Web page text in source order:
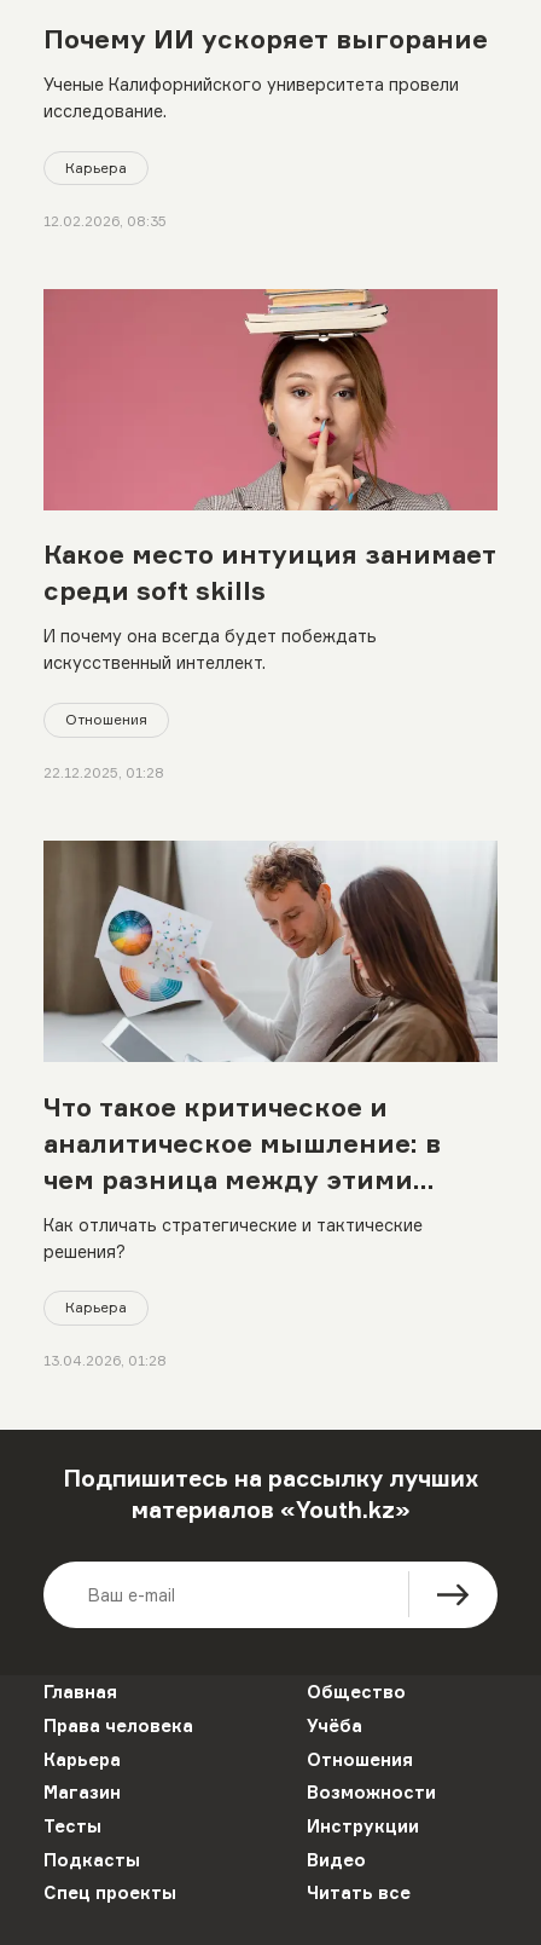
Почему ИИ ускоряет выгорание
Ученые Калифорнийского университета провели
исследование.
Карьера
12.02.2026, 08:35
Какое место интуиция занимает
среди soft skills
И почему она всегда будет побеждать
искусственный интеллект.
Отношения
22.12.2025, 01:28
Что такое критическое и
аналитическое мышление: в
чем разница между этими
подходами
Как отличать стратегические и тактические
решения?
Карьера
13.04.2026, 01:28
Подпишитесь на рассылку лучших
материалов «Youth.kz»
Главная
Общество
Права человека
Учёба
Карьера
Отношения
Магазин
Возможности
Тесты
Инструкции
Подкасты
Видео
Спец проекты
Читать все